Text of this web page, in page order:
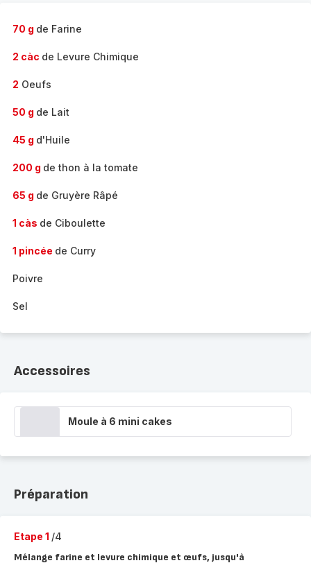
70 g de Farine
2 càc de Levure Chimique
2 Oeufs
50 g de Lait
45 g d'Huile
200 g de thon à la tomate
65 g de Gruyère Râpé
1 càs de Ciboulette
1 pincée de Curry
Poivre
Sel
Accessoires
Moule à 6 mini cakes
Préparation
Etape 1 /4
Mélange farine et levure chimique et œufs, jusqu'à